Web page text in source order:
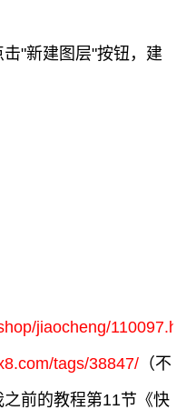
"新建图层"按钮，建
jiaocheng/
tags/38847/ （不
之前的教程第11节《快